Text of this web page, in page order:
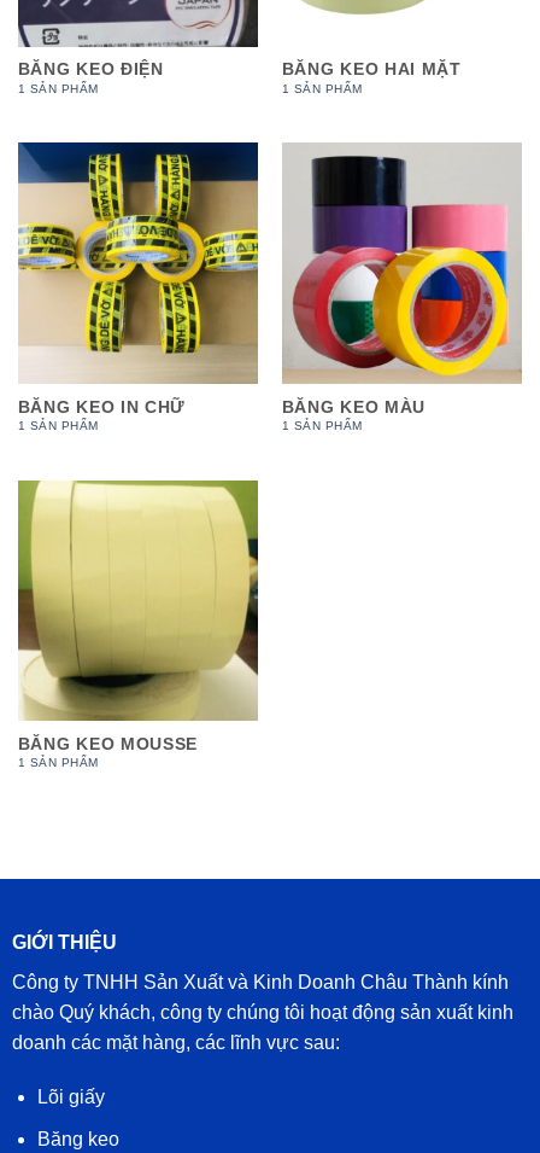
BĂNG KEO ĐIỆN
1 SẢN PHẨM
BĂNG KEO HAI MẶT
1 SẢN PHẨM
BĂNG KEO IN CHỮ
1 SẢN PHẨM
BĂNG KEO MÀU
1 SẢN PHẨM
BĂNG KEO MOUSSE
1 SẢN PHẨM
GIỚI THIỆU
Công ty TNHH Sản Xuất và Kinh Doanh Châu Thành kính
chào Quý khách, công ty chúng tôi hoạt động sản xuất kinh
doanh các mặt hàng, các lĩnh vực sau:
Lõi giấy
Băng keo